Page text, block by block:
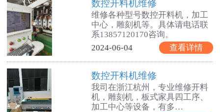
数控开料机维修
维修各种型号数控开料机，加工
中心，雕刻机等。具体请电话联
系13857120170咨询。
查看详情
2024-06-04
数控开料机维修
我司在浙江杭州，专业维修开料
机，雕刻机，板式家具四工序、
加工中心等设备，有多…